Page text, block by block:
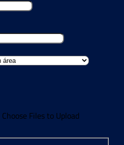
Choose Files to Upload